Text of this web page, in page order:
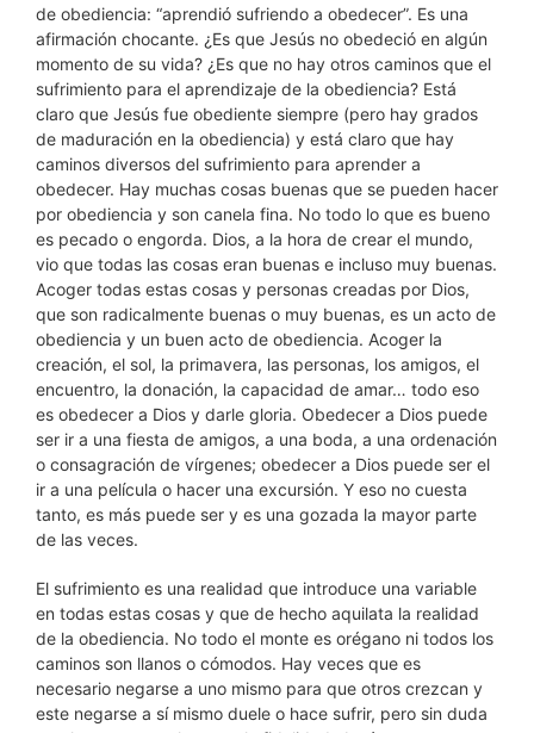
de obediencia: “aprendió sufriendo a obedecer”. Es una
afirmación chocante. ¿Es que Jesús no obedeció en algún
momento de su vida? ¿Es que no hay otros caminos que el
sufrimiento para el aprendizaje de la obediencia? Está
claro que Jesús fue obediente siempre (pero hay grados
de maduración en la obediencia) y está claro que hay
caminos diversos del sufrimiento para aprender a
obedecer. Hay muchas cosas buenas que se pueden hacer
por obediencia y son canela fina. No todo lo que es bueno
es pecado o engorda. Dios, a la hora de crear el mundo,
vio que todas las cosas eran buenas e incluso muy buenas.
Acoger todas estas cosas y personas creadas por Dios,
que son radicalmente buenas o muy buenas, es un acto de
obediencia y un buen acto de obediencia. Acoger la
creación, el sol, la primavera, las personas, los amigos, el
encuentro, la donación, la capacidad de amar… todo eso
es obedecer a Dios y darle gloria. Obedecer a Dios puede
ser ir a una fiesta de amigos, a una boda, a una ordenación
o consagración de vírgenes; obedecer a Dios puede ser el
ir a una película o hacer una excursión. Y eso no cuesta
tanto, es más puede ser y es una gozada la mayor parte
de las veces.
El sufrimiento es una realidad que introduce una variable
en todas estas cosas y que de hecho aquilata la realidad
de la obediencia. No todo el monte es orégano ni todos los
caminos son llanos o cómodos. Hay veces que es
necesario negarse a uno mismo para que otros crezcan y
este negarse a sí mismo duele o hace sufrir, pero sin duda